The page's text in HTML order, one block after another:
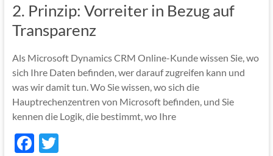
k
2. Prinzip: Vorreiter in Bezug auf
Transparenz
Als Microsoft Dynamics CRM Online-Kunde wissen Sie, wo
sich Ihre Daten befinden, wer darauf zugreifen kann und
was wir damit tun. Wo Sie wissen, wo sich die
Hauptrechenzentren von Microsoft befinden, und Sie
kennen die Logik, die bestimmt, wo Ihre
F T